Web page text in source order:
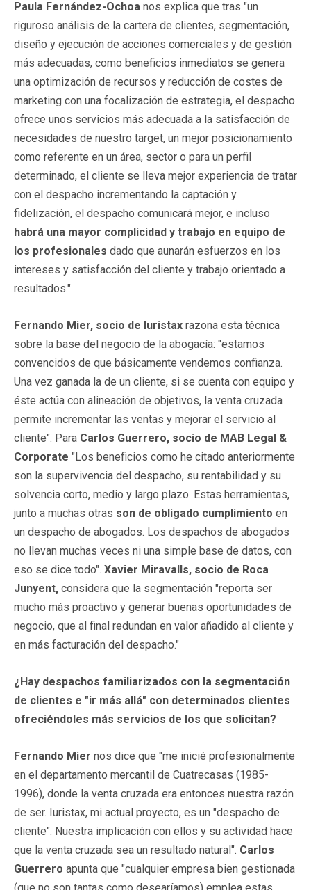
Paula Fernández-Ochoa nos explica que tras "un
riguroso análisis de la cartera de clientes, segmentación,
diseño y ejecución de acciones comerciales y de gestión
más adecuadas, como beneficios inmediatos se genera
una optimización de recursos y reducción de costes de
marketing con una focalización de estrategia, el despacho
ofrece unos servicios más adecuada a la satisfacción de
necesidades de nuestro target, un mejor posicionamiento
como referente en un área, sector o para un perfil
determinado, el cliente se lleva mejor experiencia de tratar
con el despacho incrementando la captación y
fidelización, el despacho comunicará mejor, e incluso
habrá una mayor complicidad y trabajo en equipo de
los profesionales dado que aunarán esfuerzos en los
intereses y satisfacción del cliente y trabajo orientado a
resultados."
Fernando Mier, socio de Iuristax razona esta técnica
sobre la base del negocio de la abogacía: "estamos
convencidos de que básicamente vendemos confianza.
Una vez ganada la de un cliente, si se cuenta con equipo y
éste actúa con alineación de objetivos, la venta cruzada
permite incrementar las ventas y mejorar el servicio al
cliente". Para Carlos Guerrero, socio de MAB Legal &
Corporate "Los beneficios como he citado anteriormente
son la supervivencia del despacho, su rentabilidad y su
solvencia corto, medio y largo plazo. Estas herramientas,
junto a muchas otras son de obligado cumplimiento en
un despacho de abogados. Los despachos de abogados
no llevan muchas veces ni una simple base de datos, con
eso se dice todo". Xavier Miravalls, socio de Roca
Junyent, considera que la segmentación "reporta ser
mucho más proactivo y generar buenas oportunidades de
negocio, que al final redundan en valor añadido al cliente y
en más facturación del despacho."
¿Hay despachos familiarizados con la segmentación
de clientes e "ir más allá" con determinados clientes
ofreciéndoles más servicios de los que solicitan?
Fernando Mier nos dice que "me inicié profesionalmente
en el departamento mercantil de Cuatrecasas (1985-
1996), donde la venta cruzada era entonces nuestra razón
de ser. Iuristax, mi actual proyecto, es un "despacho de
cliente". Nuestra implicación con ellos y su actividad hace
que la venta cruzada sea un resultado natural". Carlos
Guerrero apunta que "cualquier empresa bien gestionada